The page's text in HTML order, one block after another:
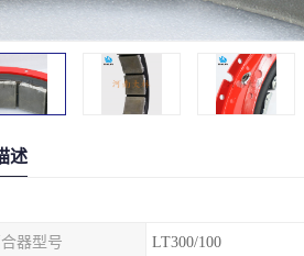
述
器型号 LT300/100